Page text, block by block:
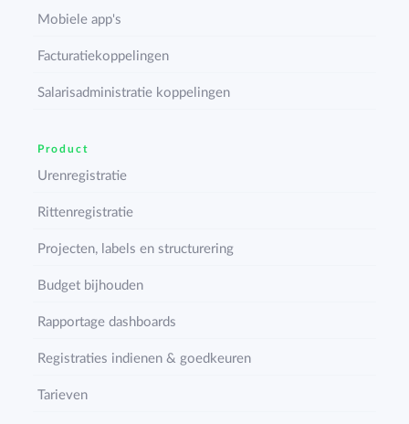
Mobiele app's
Facturatiekoppelingen
Salarisadministratie koppelingen
Product
Urenregistratie
Rittenregistratie
Projecten, labels en structurering
Budget bijhouden
Rapportage dashboards
Registraties indienen & goedkeuren
Tarieven